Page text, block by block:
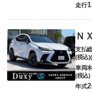
走行
ＮＸ
支払
(税込
車両
(税込)
年式